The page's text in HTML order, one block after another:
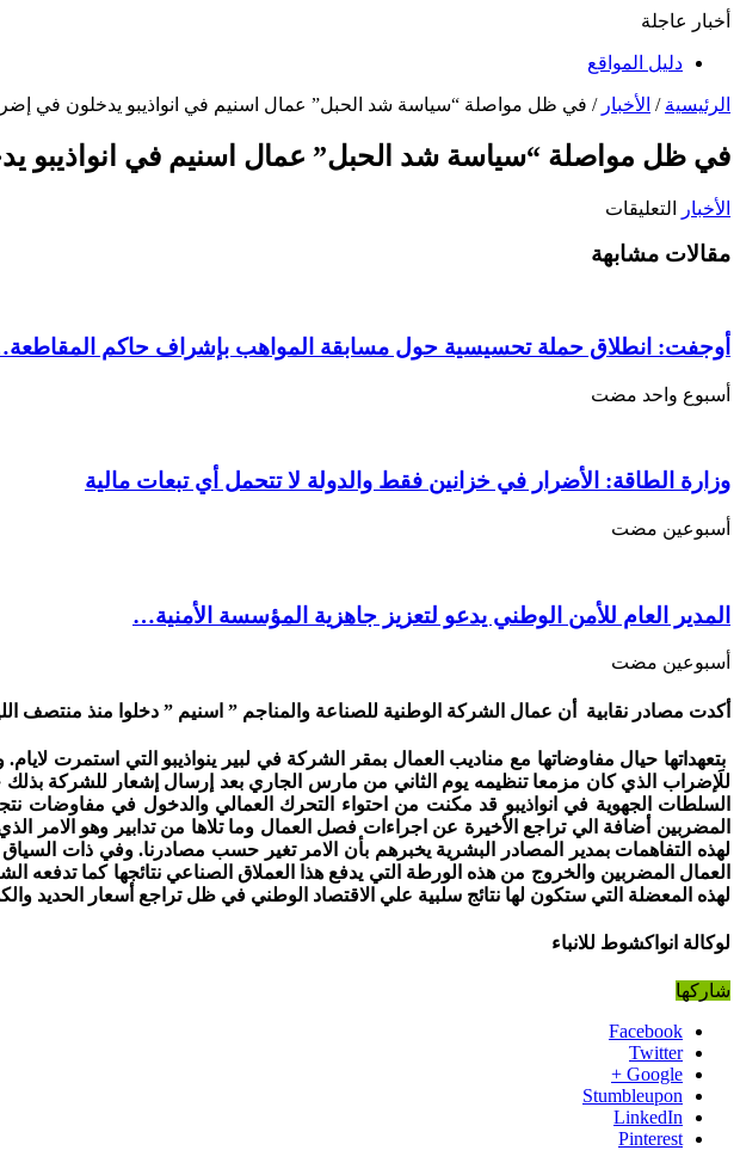
أخبار عاجلة
دليل المواقع
الرئيسية / الأخبار / في ظل مواصلة “سياسة شد الحبل” عمال اسنيم في انواذيبو يدخلون في
في ظل مواصلة “سياسة شد الحبل” عمال اسنيم في انواذيبو
الأخبار التعليقات
ظل
الحبل”
عمال
اسنيم
في
مقالات مشابهة
أوجفت: انطلاق حملة تحسيسية حول مسابقة المواهب بإشراف حاكم
‏أسبوع واحد مضت
وزارة الطاقة: الأضرار في خزانين فقط والدولة لا تتحمل أي تبعات مالية
‏أسبوعين مضت
المدير العام للأمن الوطني يدعو لتعزيز جاهزية المؤسسة الأمنية…
‏أسبوعين مضت
أكدت مصادر نقابية أن عمال الشركة الوطنية للصناعة والمناجم ” اسنيم ” دخلوا منذ منتصف
بتعهداتها حيال مفاوضاتها مع مناديب العمال بمقر الشركة في لبير ينواذيبو التي استمرت
للَإضراب الذي كان مزمعا تنظيمه يوم الثاني من مارس الجاري بعد إرسال إشعار للشركة
السلطات الجهوية في انواذيبو قد مكنت من احتواء التحرك العمالي والدخول في مفاوضات
المضربين أضافة الي تراجع الأخيرة عن اجراءات فصل العمال وما تلاها من تدابير وهو الامر
لهذه التفاهمات بمدير المصادر البشرية يخبرهم بأن الامر تغير حسب مصادرنا. وفي ذات
العمال المضربين والخروج من هذه الورطة التي يدفع هذا العملاق الصناعي نتائجها كما
لهذه المعضلة التي ستكون لها نتائج سلبية علي الاقتصاد الوطني في ظل تراجع أسعار الحديد
لوكالة انواكشوط للانباء
شاركها
Facebook
Twitter
Google +
Stumbleupon
LinkedIn
Pinterest